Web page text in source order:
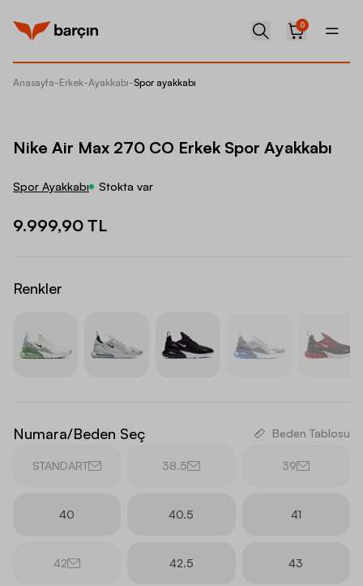
0
Anasayfa-Erkek-Ayakkabı-Spor ayakkabı
Nike Air Max 270 CO Erkek Spor Ayakkabı
Spor Ayakkabı Stokta var
9.999,90 TL
Renkler
Numara/Beden Seç Beden Tablosu
STANDART 38.5 39
40 40.5 41
42 42.5 43